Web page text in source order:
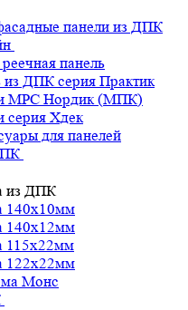
панели из ДПК
панель
из ДПК серия Практик
MPC Нордик (МПК)
серия Хдек
для панелей
из ДПК
140х10мм
140х12мм
115х22мм
122х22мм
Монс